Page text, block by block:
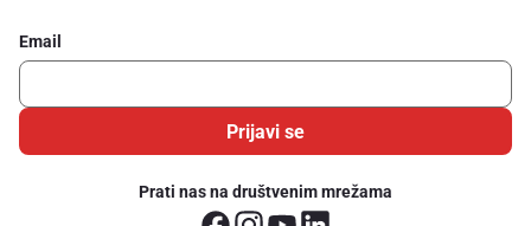
Email
Prijavi se
Prati nas na društvenim mrežama